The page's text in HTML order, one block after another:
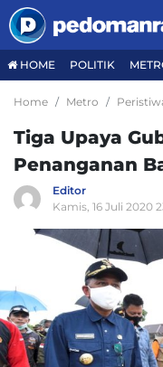
HOME POLITIK
Home Metro
Tiga Upaya
Penanganan
Editor
Kamis, 16 Juli 2020